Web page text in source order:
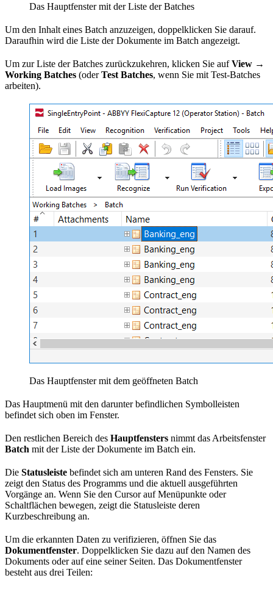
Das Hauptfenster mit der Liste der Batches
Um den Inhalt eines Batch anzuzeigen, doppelklicken Sie darauf.
Daraufhin wird die Liste der Dokumente im Batch angezeigt.
Um zur Liste der Batches zurückzukehren, klicken Sie aufView →
Working Batches (oderTest Batches, wenn Sie mit Test-Batches
arbeiten).
Das Hauptfenster mit dem geöffneten Batch
Das Hauptmenü mit den darunter befindlichen Symbolleisten
befindet sich oben im Fenster.
Den restlichen Bereich des Hauptfensters nimmt das Arbeitsfenster
Batch mit der Liste der Dokumente im Batch ein.
Die Statusleiste befindet sich am unteren Rand des Fensters. Sie
zeigt den Status des Programms und die aktuell ausgeführten
Vorgänge an. Wenn Sie den Cursor auf Menüpunkte oder
Schaltflächen bewegen, zeigt die Statusleiste deren
Kurzbeschreibung an.
Um die erkannten Daten zu verifizieren, öffnen Sie das
Dokumentfenster. Doppelklicken Sie dazu auf den Namen des
Dokuments oder auf eine seiner Seiten. Das Dokumentfenster
besteht aus drei Teilen: